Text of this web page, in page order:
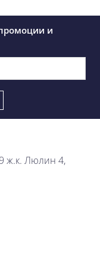
и
ж.к. Люлин 4,